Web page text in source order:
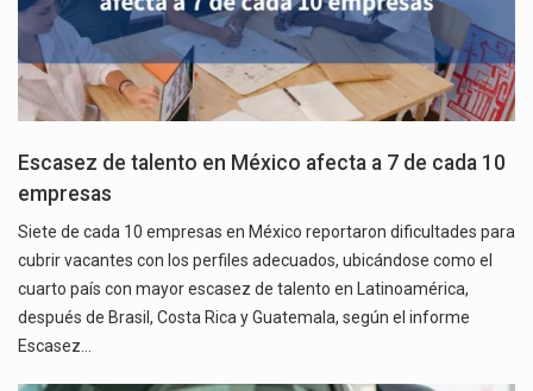
Escasez de talento en México afecta a 7 de cada 10
empresas
Siete de cada 10 empresas en México reportaron dificultades para
cubrir vacantes con los perfiles adecuados, ubicándose como el
cuarto país con mayor escasez de talento en Latinoamérica,
después de Brasil, Costa Rica y Guatemala, según el informe
Escasez…